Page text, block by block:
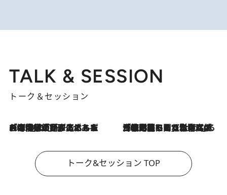
TALK & SESSION
トーク＆セッション
2026.8.3
「今後値上げがあるとすれば…」「リスクがあるのは今年の冬」エネルギー専門家が語る、ホルムズ海峡封鎖が家庭にもたらす“ある心配” 2026.8.3
「住宅建てられない…」「サーチャージ料の高値が続いている」ホルムズ海峡封鎖による影響はいつまで続く？《エネルギー専門家に聞く“どうなる日本の暮らし”》
トーク&セッション TOP